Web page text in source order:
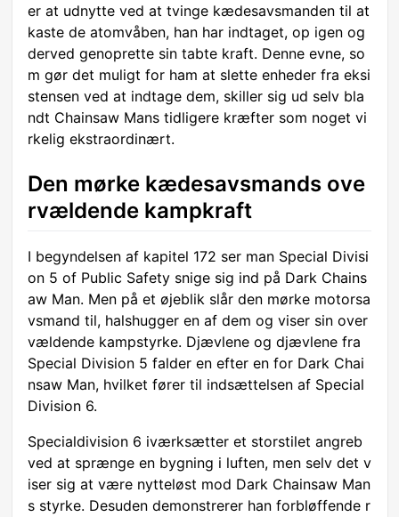
er at udnytte ved at tvinge kædesavsmanden til at
kaste de atomvåben, han har indtaget, op igen og
derved genoprette sin tabte kraft. Denne evne, so
m gør det muligt for ham at slette enheder fra eksi
stensen ved at indtage dem, skiller sig ud selv bla
ndt Chainsaw Mans tidligere kræfter som noget vi
rkelig ekstraordinært.
Den mørke kædesavsmands ove
rvældende kampkraft
I begyndelsen af kapitel 172 ser man Special Divisi
on 5 of Public Safety snige sig ind på Dark Chains
aw Man. Men på et øjeblik slår den mørke motorsa
vsmand til, halshugger en af dem og viser sin over
vældende kampstyrke. Djævlene og djævlene fra
Special Division 5 falder en efter en for Dark Chai
nsaw Man, hvilket fører til indsættelsen af Special
Division 6.
Specialdivision 6 iværksætter et storstilet angreb
ved at sprænge en bygning i luften, men selv det v
iser sig at være nytteløst mod Dark Chainsaw Man
s styrke. Desuden demonstrerer han forbløffende r